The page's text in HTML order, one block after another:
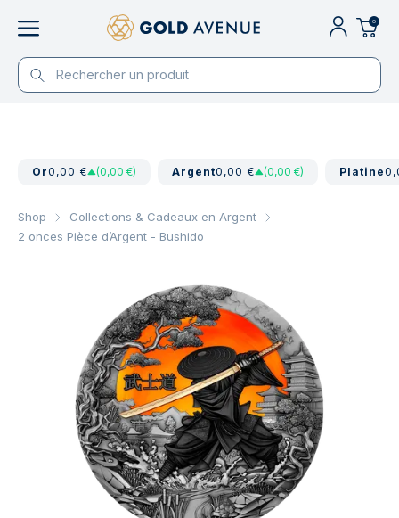
0
Or0,00 € (0,00 €) Argent0,00 € (0,00 €) Platine
Shop
Collections & Cadeaux en Argent
2 onces Pièce d’Argent - Bushido